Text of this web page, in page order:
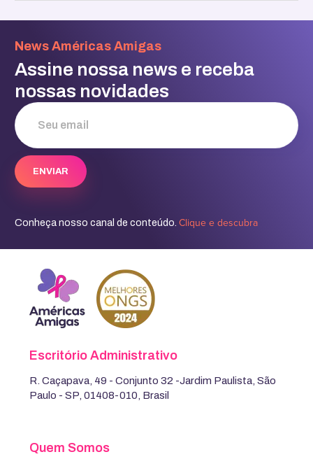
News Américas Amigas
Assine nossa news e receba
nossas novidades
Conheça nosso canal de conteúdo. Clique e descubra
Escritório Administrativo
R. Caçapava, 49 - Conjunto 32 -Jardim Paulista, São
Paulo - SP, 01408-010, Brasil
Quem Somos